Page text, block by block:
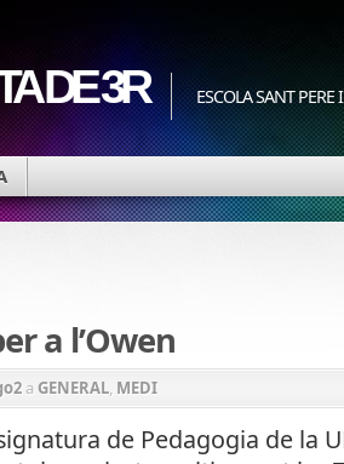
DE 3R ESCOLA SANT PERE
a l’Owen
a GENERAL, MEDI
de Pedagogia de la